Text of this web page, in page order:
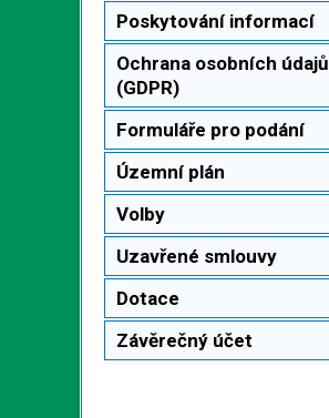
Poskytování informací
Ochrana osobních údajů
(GDPR)
Formuláře pro podání
Územní plán
Volby
Uzavřené smlouvy
Dotace
Závěrečný účet